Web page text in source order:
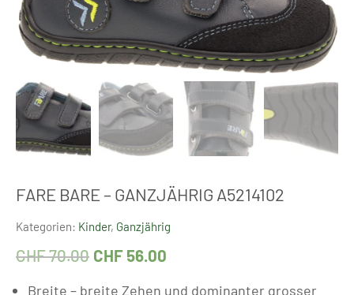
FARE BARE – GANZJÄHRIG A5214102
Kategorien: Kinder, Ganzjährig
CHF70.00 CHF 56.00
Breite – breite Zehen und dominanter grosser